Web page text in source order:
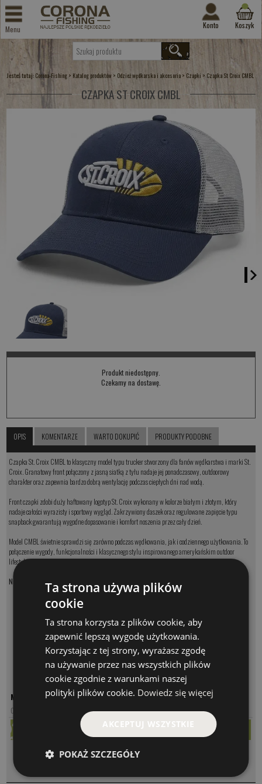
Menu Konto Koszyk
Jesteś tutaj: Corona-Fishing > Katalog produktów > Odzież wędkarska i akcesoria > Czapki >Czapka St Croix CMBL
CZAPKA ST CROIX CMBL
Produkt niedostępny.
Czekamy na dostawę.
OPIS KOMENTARZE WARTO DOKUPIĆ PRODUKTY PODOBNE
Czapka St. Croix CMBL to klasyczny model typu trucker stworzony dla fanów wędkarstwa i marki St.
Croix. Granatowy front połączony z jasną siatką z tyłu nadaje jej ponadczasowy, outdoorowy
charakter oraz zapewnia bardzo dobrą wentylację podczas ciepłych dni nad wodą.
Front czapki zdobi duży haftowany logotyp St. Croix wykonany w kolorze białym i złotym, który
nadaje całości wyrazisty i sportowy wygląd. Zakrzywiony daszek oraz regulowane zapięcie typu
snapback gwarantują wygodne dopasowanie i komfort noszenia przez cały dzień.
Model CMBL świetnie sprawdzi się zarówno podczas wędkowania, jak i codziennego użytkowania. To
połączenie wygody, funkcjonalności i klasycznego stylu inspirowanego amerykańskim outdoor
lifestyle.
Najważniejsze cechy:
oryginalna czapka St. Croix
fason trucker z przewiewną siatką
haftowany biało-złoty logotyp St. Croix
regulowane zapięcie snapback
lekka i wygodna konstrukcja
klasyczny outdoorowy styl
idealna nad wodę i do codziennego noszenia
MODEL
CENA
CMBL
97.00 PLN
Ta strona używa plików
cookie
Ta strona korzysta z plików cookie, aby
zapewnić lepszą wygodę użytkowania.
Korzystając z tej strony, wyrażasz zgodę
na używanie przez nas wszystkich plików
cookie zgodnie z warunkami naszej
polityki plików cookie. Dowiedz się więcej
AKCEPTUJ WSZYSTKIE
POKAŻ SZCZEGÓŁY